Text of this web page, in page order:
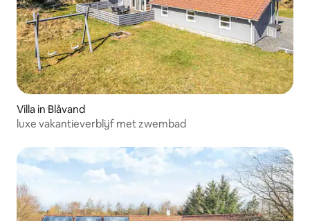
Villa in Blåvand
luxe vakantieverblijf met zwembad